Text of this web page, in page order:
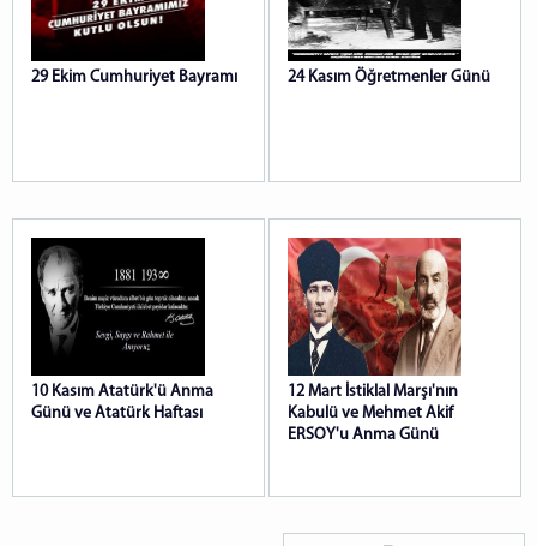
29 Ekim Cumhuriyet Bayramı 24 Kasım Öğretmenler Günü
10 Kasım Atatürk'ü Anma
Günü ve Atatürk Haftası
12 Mart İstiklal Marşı'nın
Kabulü ve Mehmet Akif
ERSOY'u Anma Günü